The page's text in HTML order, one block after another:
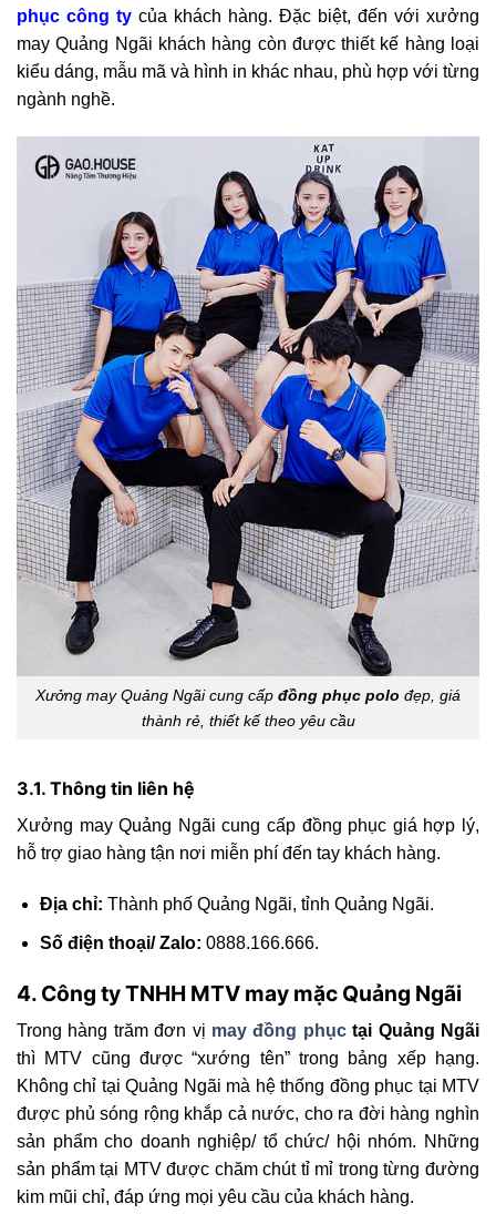
phục công ty của khách hàng. Đặc biệt, đến với xưởng
may Quảng Ngãi khách hàng còn được thiết kế hàng loại
kiểu dáng, mẫu mã và hình in khác nhau, phù hợp với từng
ngành nghề.
Xưởng may Quảng Ngãi cung cấp đồng phục polo đẹp, giá
thành rẻ, thiết kế theo yêu cầu
3.1. Thông tin liên hệ
Xưởng may Quảng Ngãi cung cấp đồng phục giá hợp lý,
hỗ trợ giao hàng tận nơi miễn phí đến tay khách hàng.
Địa chỉ: Thành phố Quảng Ngãi, tỉnh Quảng Ngãi.
Số điện thoại/ Zalo: 0888.166.666.
4. Công ty TNHH MTV may mặc Quảng Ngãi
Trong hàng trăm đơn vị may đồng phụctại Quảng Ngãi
thì MTV cũng được “xướng tên” trong bảng xếp hạng.
Không chỉ tại Quảng Ngãi mà hệ thống đồng phục tại MTV
được phủ sóng rộng khắp cả nước, cho ra đời hàng nghìn
sản phẩm cho doanh nghiệp/ tổ chức/ hội nhóm. Những
sản phẩm tại MTV được chăm chút tỉ mỉ trong từng đường
kim mũi chỉ, đáp ứng mọi yêu cầu của khách hàng.